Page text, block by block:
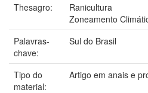
Thesagro:
Ranicultura
Zoneamento
Palavras-
chave:
Sul do Brasil
Tipo do
material:
Artigo em anais e